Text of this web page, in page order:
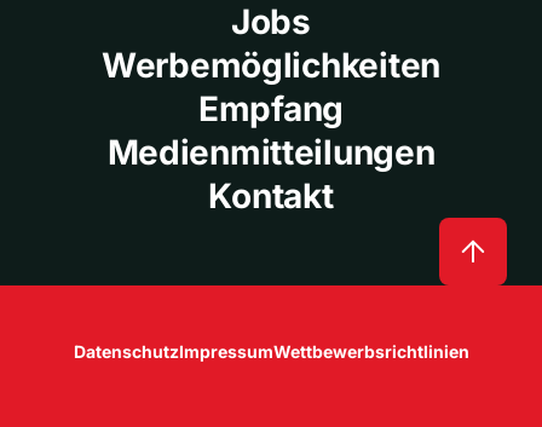
Jobs
Werbemöglichkeiten
Empfang
Medienmitteilungen
Kontakt
DatenschutzImpressumWettbewerbsrichtlinien